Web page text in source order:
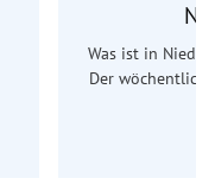
Was ist in
Der